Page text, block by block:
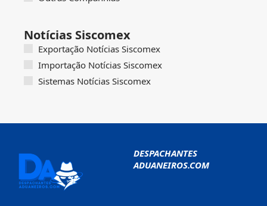
Notícias Siscomex
Exportação Notícias Siscomex
Importação Notícias Siscomex
Sistemas Notícias Siscomex
DESPACHANTES
ADUANEIROS.COM